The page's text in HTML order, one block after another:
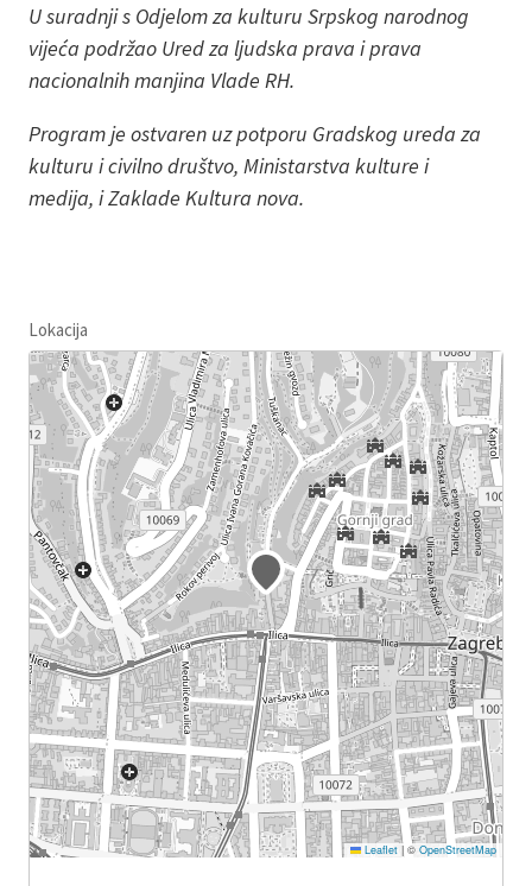
U suradnji s Odjelom za kulturu Srpskog narodnog
vijeća podržao Ured za ljudska prava i prava
nacionalnih manjina Vlade RH.
Program je ostvaren uz potporu Gradskog ureda za
kulturu i civilno društvo, Ministarstva kulture i
medija, i Zaklade Kultura nova.
Lokacija
Leaflet |© OpenStreetMap